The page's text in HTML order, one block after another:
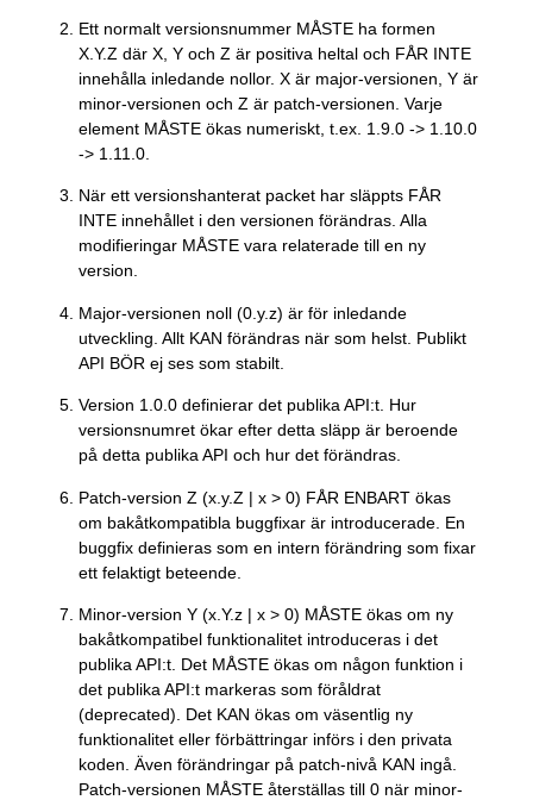
Ett normalt versionsnummer MÅSTE ha formen
X.Y.Z där X, Y och Z är positiva heltal och FÅR INTE
innehålla inledande nollor. X är major-versionen, Y är
minor-versionen och Z är patch-versionen. Varje
element MÅSTE ökas numeriskt, t.ex. 1.9.0 -> 1.10.0
-> 1.11.0.
När ett versionshanterat packet har släppts FÅR
INTE innehållet i den versionen förändras. Alla
modifieringar MÅSTE vara relaterade till en ny
version.
Major-versionen noll (0.y.z) är för inledande
utveckling. Allt KAN förändras när som helst. Publikt
API BÖR ej ses som stabilt.
Version 1.0.0 definierar det publika API:t. Hur
versionsnumret ökar efter detta släpp är beroende
på detta publika API och hur det förändras.
Patch-version Z (x.y.Z | x > 0) FÅR ENBART ökas
om bakåtkompatibla buggfixar är introducerade. En
buggfix definieras som en intern förändring som fixar
ett felaktigt beteende.
Minor-version Y (x.Y.z | x > 0) MÅSTE ökas om ny
bakåtkompatibel funktionalitet introduceras i det
publika API:t. Det MÅSTE ökas om någon funktion i
det publika API:t markeras som föråldrat
(deprecated). Det KAN ökas om väsentlig ny
funktionalitet eller förbättringar införs i den privata
koden. Även förändringar på patch-nivå KAN ingå.
Patch-versionen MÅSTE återställas till 0 när minor-